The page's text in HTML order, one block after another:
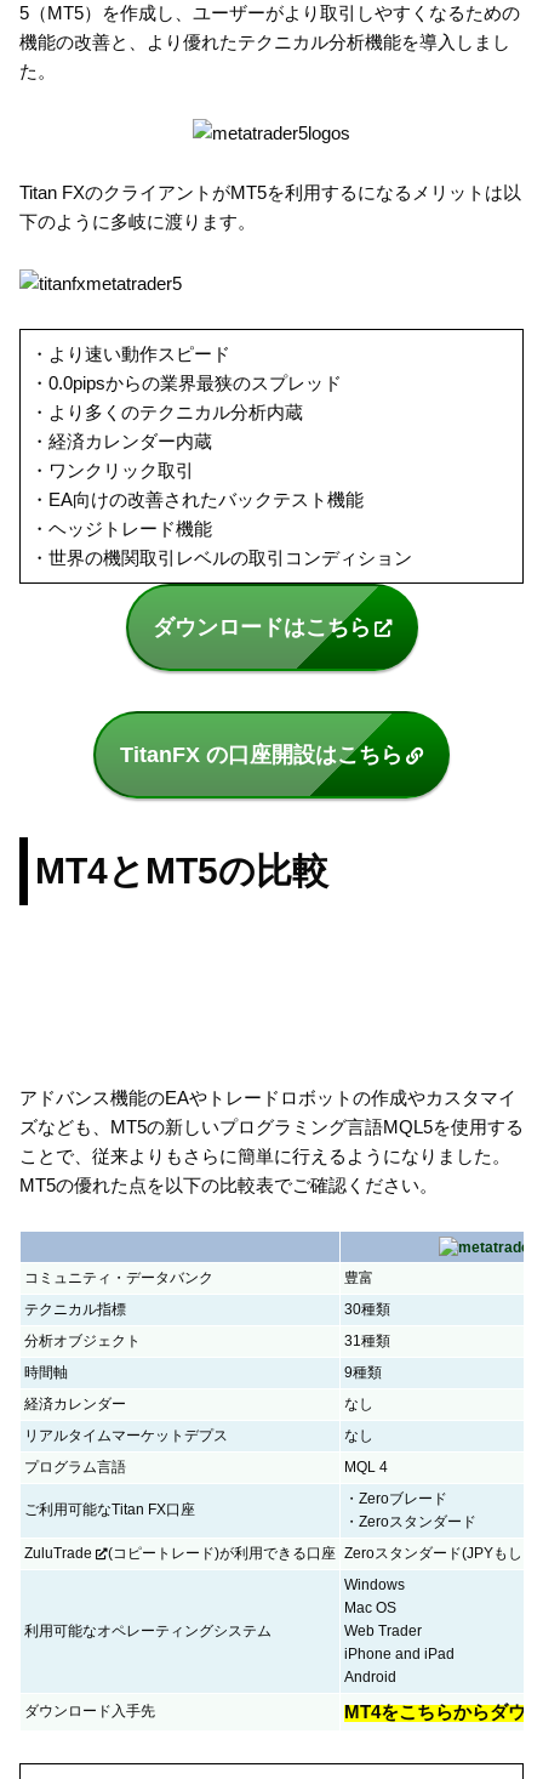
5（MT5）を作成し、ユーザーがより取引しやすくなるための
機能の改善と、より優れたテクニカル分析機能を導入しまし
た。
Titan FXのクライアントがMT5を利用するになるメリットは以
下のように多岐に渡ります。
・より速い動作スピード
・0.0pipsからの業界最狭のスプレッド
・より多くのテクニカル分析内蔵
・経済カレンダー内蔵
・ワンクリック取引
・EA向けの改善されたバックテスト機能
・ヘッジトレード機能
・世界の機関取引レベルの取引コンディション
ダウンロードはこちら
TitanFX の口座開設はこちら
MT4とMT5の比較
アドバンス機能のEAやトレードロボットの作成やカスタマイ
ズなども、MT5の新しいプログラミング言語MQL5を使用する
ことで、従来よりもさらに簡単に行えるようになりました。
MT5の優れた点を以下の比較表でご確認ください。
コミュニティ・データバンク
豊富
テクニカル指標
30種類
分析オブジェクト
31種類
時間軸
9種類
経済カレンダー
なし
リアルタイムマーケットデプス
なし
プログラム言語
MQL 4
ご利用可能なTitan FX口座
・Zeroブレード
・Zeroスタンダード
ZuluTrade
(コピートレード)が利用できる口座 Zeroスタンダード(JPYもしく
利用可能なオペレーティングシステム
Windows
Mac OS
Web Trader
iPhone and iPad
Android
ダウンロード入手先
MT4をこちらからダウ